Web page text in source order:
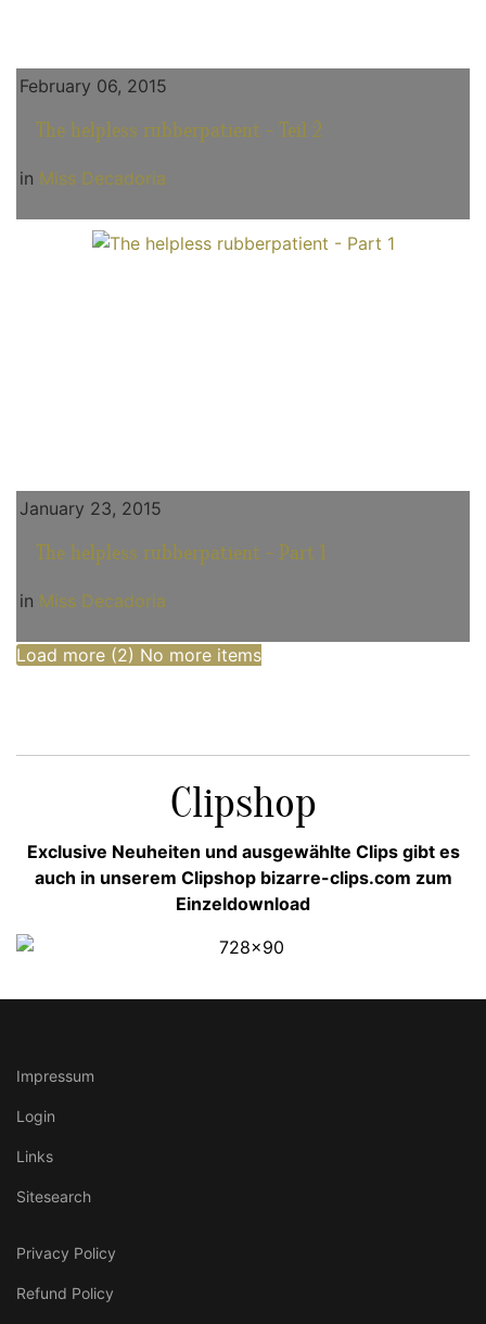
February 06, 2015
The helpless rubberpatient - Teil 2
in Miss Decadoria
January 23, 2015
The helpless rubberpatient - Part 1
in Miss Decadoria
Load more (2) No more items
Clipshop
Exclusive Neuheiten und ausgewählte Clips gibt es
auch in unserem Clipshop bizarre-clips.com zum
Einzeldownload
Impressum
Login
Links
Sitesearch
Privacy Policy
Refund Policy